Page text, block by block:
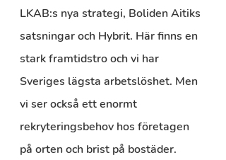
LKAB:s nya strategi, Boliden Aitiks
satsningar och Hybrit. Här finns en
stark framtidstro och vi har
Sveriges lägsta arbetslöshet. Men
vi ser också ett enormt
rekryteringsbehov hos företagen
på orten och brist på bostäder.